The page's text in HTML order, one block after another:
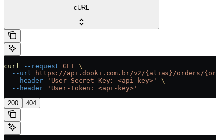
cURL
curl --request GET \
  --url
https://api.dooki.com.br/v2/{alias}/orders/
  --header
'User-Secret-Key: <api-key>'
\
  --header
'User-Token: <api-key>'
200 404